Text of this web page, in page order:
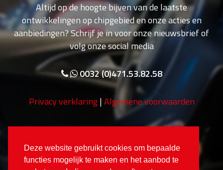
Deze website gebruikt cookies om bepaalde
functies mogelijk te maken en het aanbod te
Altijd op de hoogte bijven van de laatste
ontwikkelingen op chipgebied en onze acties en
aanbiedingen? Schrijf je in voor onze nieuwsbrief of
volg onze social media
0032 (0)471.53.82.58
Privacy verklaring|Algemene voorwaarden